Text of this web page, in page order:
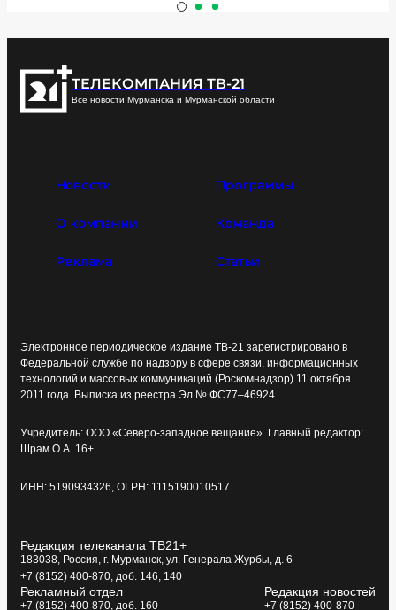
ТЕЛЕКОМПАНИЯ ТВ-21
Все новости Мурманска и Мурманской области
Новости Программы
О компании Команда
Реклама Статьи
Электронное периодическое издание ТВ-21 зарегистрировано в
Федеральной службе по надзору в сфере связи, информационных
технологий и массовых коммуникаций (Роскомнадзор) 11 октября
2011 года. Выписка из реестра Эл № ФС77–46924.
Учредитель: ООО «Северо-западное вещание». Главный редактор:
Шрам О.А. 16+
ИНН: 5190934326, ОГРН: 1115190010517
Редакция телеканала ТВ21+
183038, Россия, г. Мурманск, ул. Генерала Журбы, д. 6
+7 (8152) 400-870, доб. 146, 140
Рекламный отдел
+7 (8152) 400-870, доб. 160
Редакция новостей
+7 (8152) 400-870